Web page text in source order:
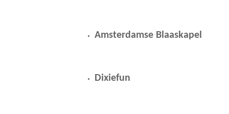
Amsterdamse Blaaskapel
Dixiefun